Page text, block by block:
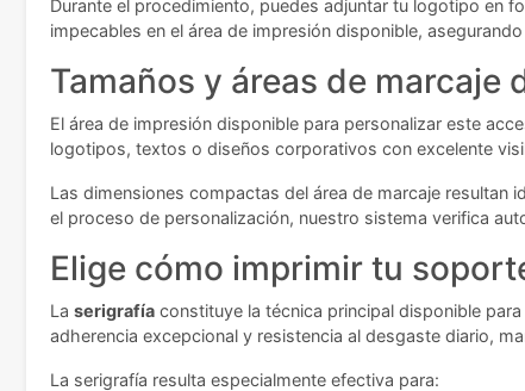
Durante el procedimiento, puedes adjuntar tu logotipo en
impecables en el área de impresión disponible,
Tamaños y áreas de marcaje
El área de impresión disponible para personalizar este
logotipos, textos o diseños corporativos con excelente
Las dimensiones compactas del área de marcaje
el proceso de personalización, nuestro sistema verifica
Elige cómo imprimir tu
La serigrafía constituye la técnica principal disponible
adherencia excepcional y resistencia al desgaste diario,
La serigrafía resulta especialmente efectiva para: